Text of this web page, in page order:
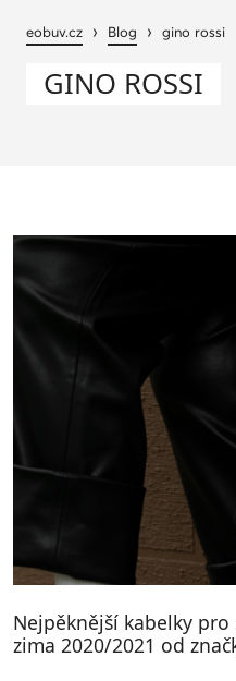
eobuv.cz › Blog › gino rossi
GINO ROSSI
Nejpěknější kabelky
zima 2020/2021 od